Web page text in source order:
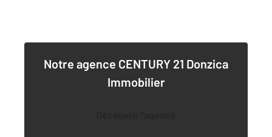
Notre agence CENTURY 21 Donzica
Immobilier